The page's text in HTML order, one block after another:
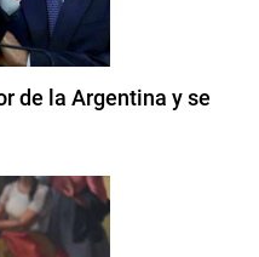
de la Argentina y se